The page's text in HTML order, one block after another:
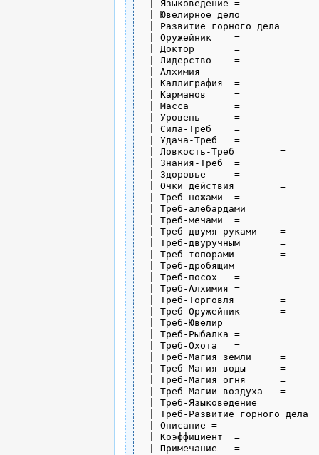
| Языковедение	=
| Ювелирное дело	=
| Развитие горного дела	=
| Оружейник	=
| Доктор	=
| Лидерство	=
| Алхимия	=
| Каллиграфия	=
| Карманов	=
| Масса	=
| Уровень	=
| Сила-Треб	=
| Удача-Треб	=
| Ловкость-Треб	=
| Знания-Треб	=
| Здоровье	=
| Очки действия	=
| Треб-ножами	=
| Треб-алебардами	=
| Треб-мечами	=
| Треб-двумя руками	=
| Треб-двуручным	=
| Треб-топорами	=
| Треб-дробящим	=
| Треб-посох	=
| Треб-Алхимия	=
| Треб-Торговля	=
| Треб-Оружейник	=
| Треб-Ювелир	=
| Треб-Рыбалка	=
| Треб-Охота	=
| Треб-Магия земли     =
| Треб-Магия воды      =
| Треб-Магия огня      =
| Треб-Магии воздуха   =
| Треб-Языковедение   =
| Треб-Развитие горного дела
| Описание =
| Коэффициент	=
| Примечание	=